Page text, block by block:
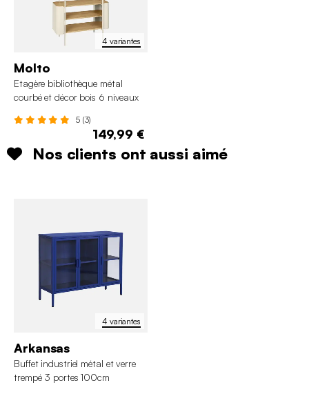
4 variantes
Molto
Etagère bibliothèque métal
courbé et décor bois 6 niveaux
5 (3)
149,99 €
Nos clients ont aussi aimé
4 variantes
Arkansas
Buffet industriel métal et verre
trempé 3 portes 100cm